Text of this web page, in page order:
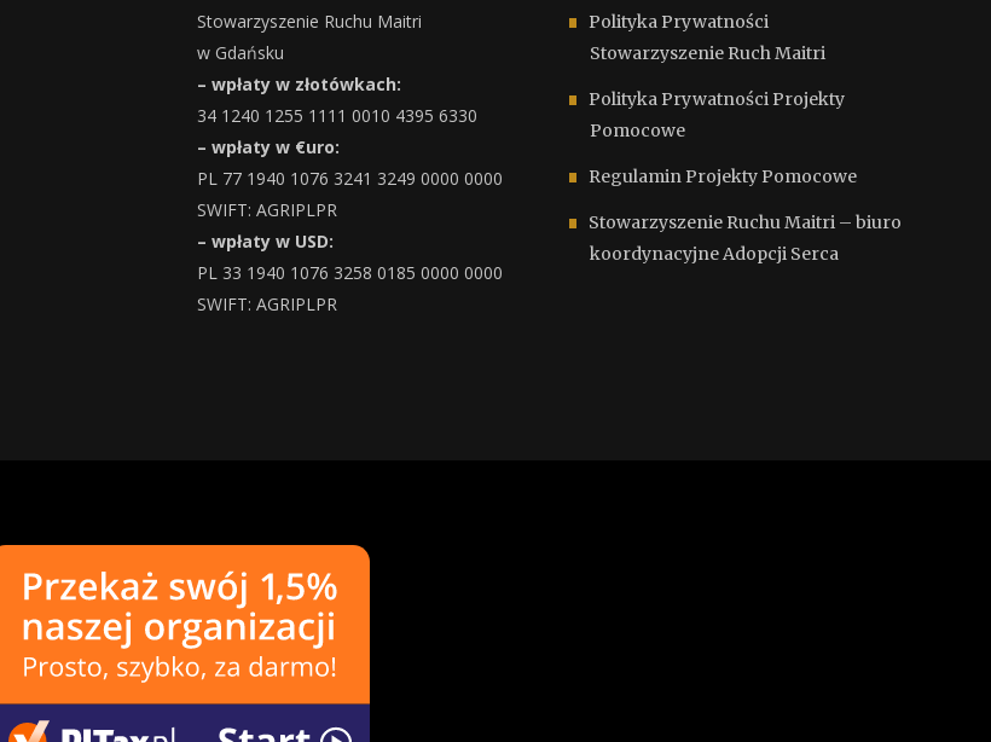
Stowarzyszenie Ruchu Maitri
w Gdańsku
– wpłaty w złotówkach:
34 1240 1255 1111 0010 4395 6330
– wpłaty w €uro:
PL 77 1940 1076 3241 3249 0000 0000
SWIFT: AGRIPLPR
– wpłaty w USD:
PL 33 1940 1076 3258 0185 0000 0000
SWIFT: AGRIPLPR
Polityka Prywatności
Stowarzyszenie Ruch Maitri
Polityka Prywatności Projekty
Pomocowe
Regulamin Projekty Pomocowe
Stowarzyszenie Ruchu Maitri – biuro
koordynacyjne Adopcji Serca